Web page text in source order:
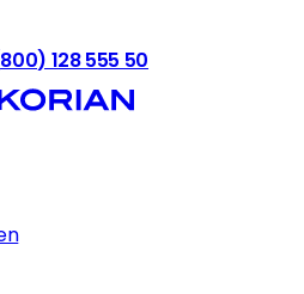
128 555 50